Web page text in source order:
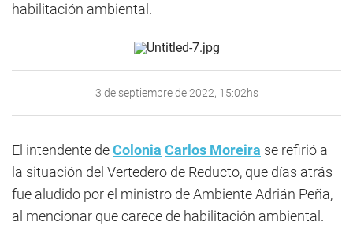
habilitación ambiental.
3 de septiembre de 2022, 15:02hs
El intendente deColonia Carlos Moreira se refirió a
la situación del Vertedero de Reducto, que días atrás
fue aludido por el ministro de Ambiente Adrián Peña,
al mencionar que carece de habilitación ambiental.